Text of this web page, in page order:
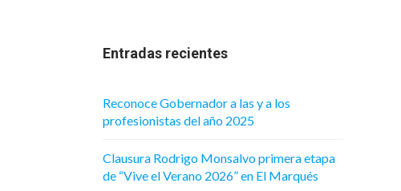
Entradas recientes
Reconoce Gobernador a las y a los
profesionistas del año 2025
Clausura Rodrigo Monsalvo primera etapa
de “Vive el Verano 2026” en El Marqués